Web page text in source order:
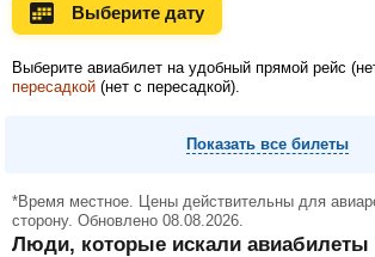
Ноябрь
Май
Выберите дату
Выберите авиабилет на удобный прямой рейс
пересадкой (нет с пересадкой).
Показать все билеты
*Время местное. Цены действительны для
сторону. Обновлено 08.08.2026.
Люди, которые искали авиабилеты